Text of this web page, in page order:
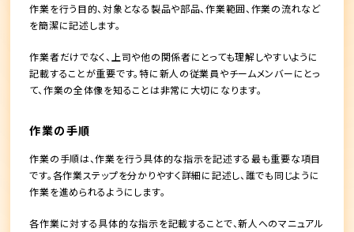
作業を行う目的、対象となる製品や部品、作業範囲、作業の流れなど
を簡潔に記述します。
作業者だけでなく、上司や他の関係者にとっても理解しやすいように
記載することが重要です。特に新人の従業員やチームメンバーにとっ
て、作業の全体像を知ることは非常に大切になります。
作業の手順
作業の手順は、作業を行う具体的な指示を記述する最も重要な項目
です。各作業ステップを分かりやすく詳細に記述し、誰でも同じように
作業を進められるようにします。
各作業に対する具体的な指示を記載することで、新人へのマニュアル